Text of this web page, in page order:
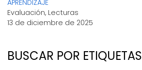
APRENDIZAJE
Evaluación, Lecturas
13 de diciembre de 2025
BUSCAR POR ETIQUETAS